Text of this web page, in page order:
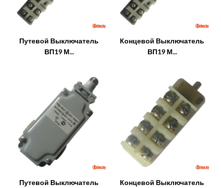
Путевой Выключатель
ВП19 М...
Концевой Выключатель
ВП19 М...
Путевой Выключатель
Концевой Выключатель